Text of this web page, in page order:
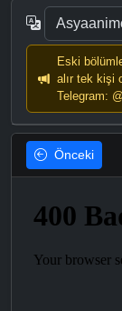
Eski
alır tek kişi
Telegram:
Önceki